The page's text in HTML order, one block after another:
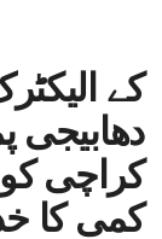
کے
دھابیجی
کراچی
کمی کا